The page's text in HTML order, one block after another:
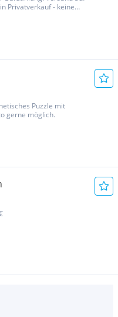
Privatverkauf - keine
Puzzle mit
gerne möglich.